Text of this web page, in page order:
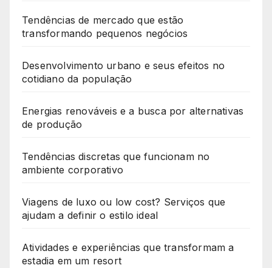
Tendências de mercado que estão
transformando pequenos negócios
Desenvolvimento urbano e seus efeitos no
cotidiano da população
Energias renováveis e a busca por alternativas
de produção
Tendências discretas que funcionam no
ambiente corporativo
Viagens de luxo ou low cost? Serviços que
ajudam a definir o estilo ideal
Atividades e experiências que transformam a
estadia em um resort